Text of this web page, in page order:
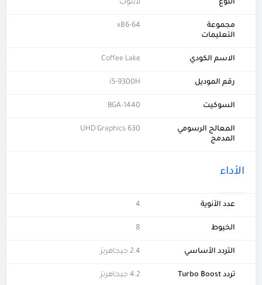
النوع لابتوب
مجموعة
التعليمات
x86-64
الاسم الكودي Coffee Lake
رقم الموديل i5-9300H
السوكيت BGA-1440
المعالج الرسومي
المدمج
UHD Graphics 630
الأداء
عدد الأنوية 4
الخيوط 8
التردد الأساسي 2.4 جيجاهرتز
تردد Turbo Boost 4.2 جيجاهرتز